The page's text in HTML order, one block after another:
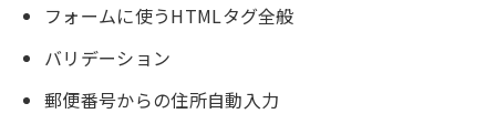
フォームに使うHTMLタグ全般
バリデーション
郵便番号からの住所自動入力